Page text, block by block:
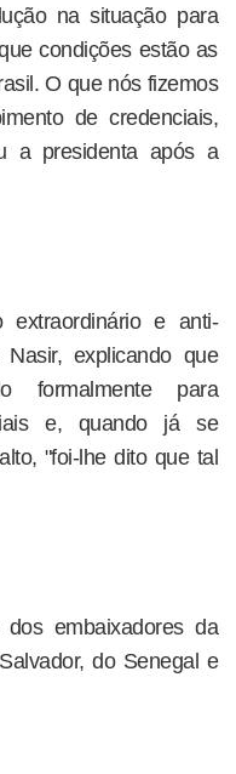
na situação para
condições estão as
O que nós fizemos
de credenciais,
a presidenta após a
extraordinário e anti-
Nasir, explicando que
formalmente para
e, quando já se
"foi-lhe dito que tal
embaixadores da
do Senegal e